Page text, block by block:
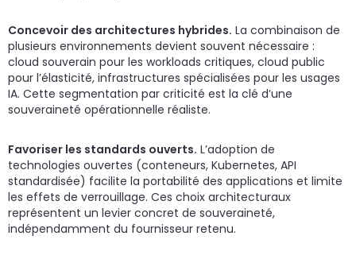
Concevoir des architectures hybrides. La combinaison de
plusieurs environnements devient souvent nécessaire :
cloud souverain pour les workloads critiques, cloud public
pour l’élasticité, infrastructures spécialisées pour les usages
IA. Cette segmentation par criticité est la clé d’une
souveraineté opérationnelle réaliste.
Favoriser les standards ouverts. L’adoption de
technologies ouvertes (conteneurs, Kubernetes, API
standardisée) facilite la portabilité des applications et limite
les effets de verrouillage. Ces choix architecturaux
représentent un levier concret de souveraineté,
indépendamment du fournisseur retenu.